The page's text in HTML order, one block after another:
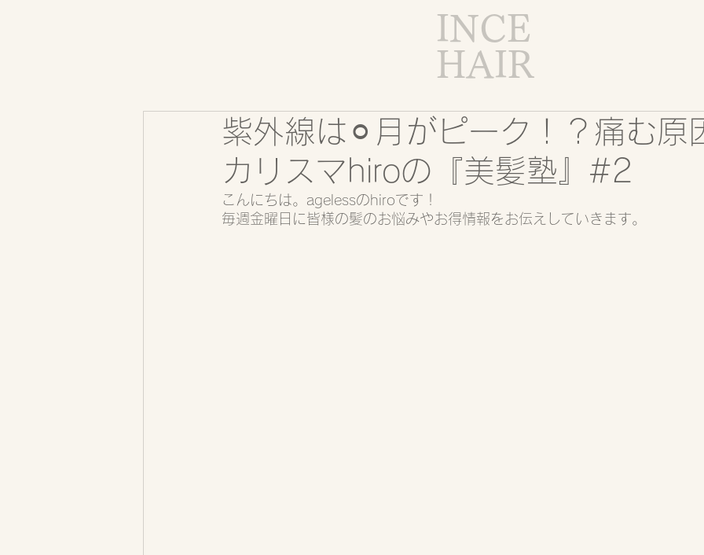
INCE
HAIR
紫外線は⚪︎月がピーク！？痛む原
カリスマhiroの『美髪塾』#2
こんにちは。agelessのhiroです！
毎週金曜日に皆様の髪のお悩みやお得情報をお伝えしていきます。